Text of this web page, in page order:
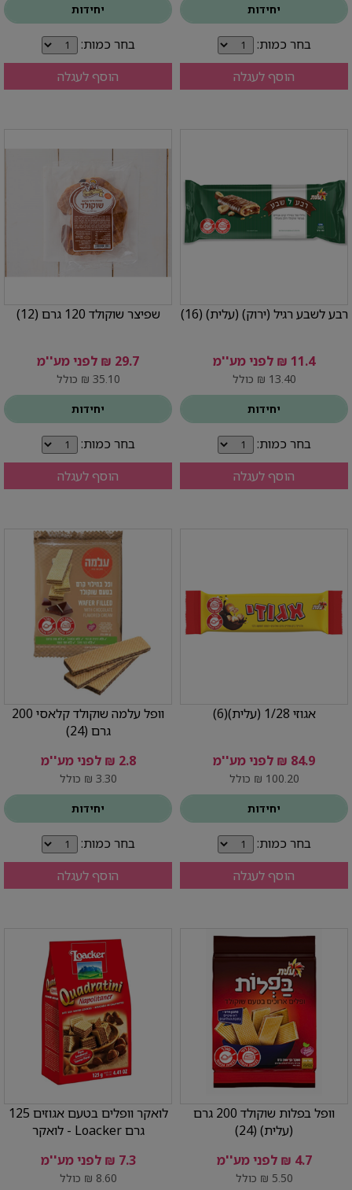
יחידות
בחר כמות:
הוסף לעגלה
יחידות
בחר כמות:
הוסף לעגלה
רבע לשבע רגיל (ירוק) (עלית) (16)
11.4 ₪ לפני מע''מ
13.40 ₪ כולל
יחידות
בחר כמות:
הוסף לעגלה
שפיצר שוקולד 120 גרם (12)
29.7 ₪ לפני מע''מ
35.10 ₪ כולל
יחידות
בחר כמות:
הוסף לעגלה
אגוזי 1/28 (עלית)(6)
84.9 ₪ לפני מע''מ
100.20 ₪ כולל
יחידות
בחר כמות:
הוסף לעגלה
וופל עלמה שוקולד קלאסי 200
גרם (24)
2.8 ₪ לפני מע''מ
3.30 ₪ כולל
יחידות
בחר כמות:
הוסף לעגלה
וופל בפלות שוקולד 200 גרם
(עלית) (24)
4.7 ₪ לפני מע''מ
5.50 ₪ כולל
לואקר וופלים בטעם אגוזים 125
גרם Loacker - לואקר
7.3 ₪ לפני מע''מ
8.60 ₪ כולל